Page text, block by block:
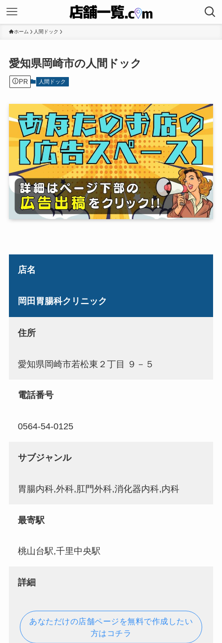
ホーム 人間ドック
愛知県岡崎市の人間ドック
PR 人間ドック
店名
岡田胃腸科クリニック
住所
愛知県岡崎市若松東２丁目 ９－５
電話番号
0564-54-0125
サブジャンル
胃腸内科,外科,肛門外科,消化器内科,内科
最寄駅
桃山台駅,千里中央駅
詳細
あなただけの店舗ページを無料で作成したい
方はコチラ